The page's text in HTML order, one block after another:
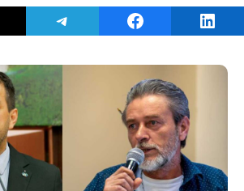
on ThreadsShare on TelegramShare on Facebook